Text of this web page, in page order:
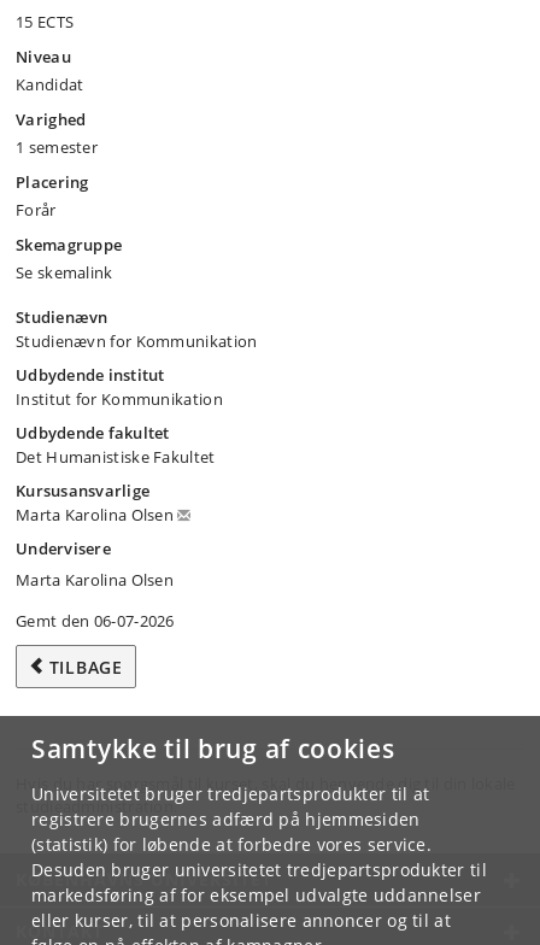
Samtykke til brug af cookies
Universitetet bruger tredjepartsprodukter til at
registrere brugernes adfærd på hjemmesiden
(statistik) for løbende at forbedre vores service.
Desuden bruger universitetet tredjepartsprodukter til
markedsføring af for eksempel udvalgte uddannelser
eller kurser, til at personalisere annoncer og til at
15 ECTS
Niveau
Kandidat
Varighed
1 semester
Placering
Forår
Skemagruppe
Se skemalink
Studienævn
Studienævn for Kommunikation
Udbydende institut
Institut for Kommunikation
Udbydende fakultet
Det Humanistiske Fakultet
Kursusansvarlige
Marta Karolina Olsen
Undervisere
Marta Karolina Olsen
Gemt den 06-07-2026
TILBAGE
Hvis du har spørgsmål til kurset, skal du henvende dig til din lokale
studieadministration.
KØBENHAVNS UNIVERSITET
KONTAKT